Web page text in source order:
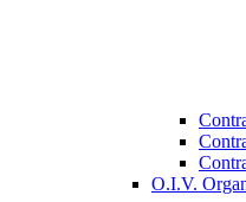
O.I.V.